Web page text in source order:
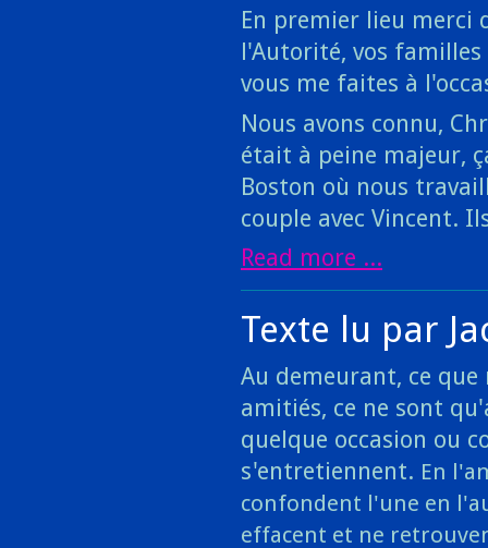
En premier lieu merci
l'Autorité, vos
vous me faites à
Nous avons connu,
était à peine majeur,
Boston où nous
couple avec Vincent.
Read more ...
Texte lu par
Au demeurant, ce
amitiés, ce ne sont
quelque occasion ou
s'entretiennent. En
confondent l'une en
effacent et ne